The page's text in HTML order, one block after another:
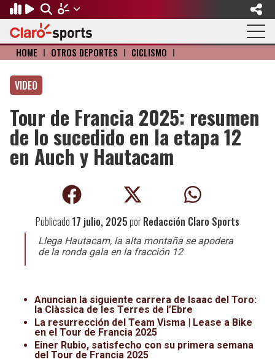
Regresar
FÚTBOL
Fútbol Internacional
Mundial de Clubes
Fútbol de Estufa
Fútbol Femenil
Liga de Expansión MX
Liga MX
Regresar
MOTOR
Formula 1
NASCAR
Regresar
BÉISBOL
Mexicano
MLB
Regresar
OLÍMPICOS
Olympic Channel
Paris 2024
Juegos Paralímpicos
Regresar
OTROS DEPORTES
Básquetbol
Fútbol Americano
Lucha Libre
Juegos Panamericanos
Regresar
ACTUALIDAD
Música
Cine y TV
HOME I OTROS DEPORTES I CICLISMO I
VIDEO
Tour de Francia 2025: resumen
de lo sucedido en la etapa 12
en Auch y Hautacam
Publicado 17 julio, 2025porRedacción Claro Sports
Llega Hautacam, la alta montaña se apodera
de la ronda gala en la fracción 12
Anuncian la siguiente carrera de Isaac del Toro:
la Clàssica de les Terres de l’Ebre
La resurrección del Team Visma | Lease a Bike
en el Tour de Francia 2025
Einer Rubio, satisfecho con su primera semana
del Tour de Francia 2025